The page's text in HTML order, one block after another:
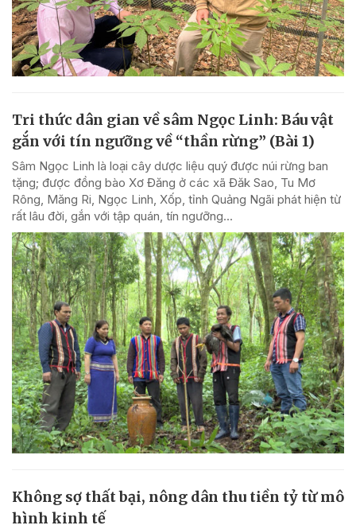
Tri thức dân gian về sâm Ngọc Linh: Báu vật
gắn với tín ngưỡng về “thần rừng” (Bài 1)
Sâm Ngọc Linh là loại cây dược liệu quý được núi rừng ban
tặng; được đồng bào Xơ Đăng ở các xã Đăk Sao, Tu Mơ
Rông, Măng Ri, Ngọc Linh, Xốp, tỉnh Quảng Ngãi phát hiện từ
rất lâu đời, gắn với tập quán, tín ngưỡng...
Không sợ thất bại, nông dân thu tiền tỷ từ mô
hình kinh tế